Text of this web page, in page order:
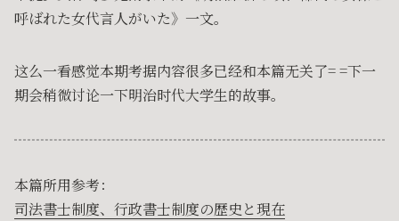
呼ばれた女代言人がいた》一文。
这么一看感觉本期考据内容很多已经和本篇无关了= =下一
期会稍微讨论一下明治时代大学生的故事。
本篇所用参考：
司法書士制度、行政書士制度の歴史と現在